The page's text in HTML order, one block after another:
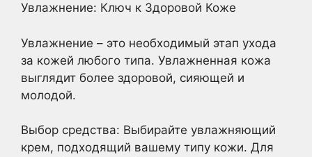
Увлажнение: Ключ к Здоровой Коже
Увлажнение – это необходимый этап ухода
за кожей любого типа. Увлажненная кожа
выглядит более здоровой, сияющей и
молодой.
Выбор средства: Выбирайте увлажняющий
крем, подходящий вашему типу кожи. Для